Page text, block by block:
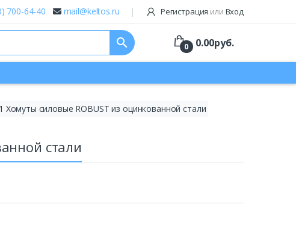
700-64-40 mail@keltos.ru Регистрация или Вход
search 0 0.00руб.
Хомуты силовые ROBUST из оцинкованной стали
стали